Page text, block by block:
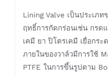
Lining Valve เป็นประเภ
ฤทธิ์การกัดกร่อนเช่น กรด
เคมี ยา ปิโตรเคมี เยื่อกระ
ภายในของวาล์วมีการใช้
PTFE ในการขึ้นรูปตาม